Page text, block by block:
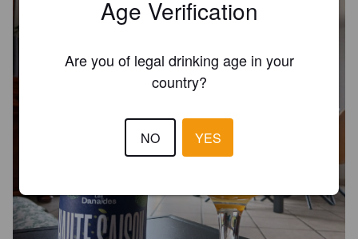
Age Verification
Are you of legal drinking age in your
country?
NO YES